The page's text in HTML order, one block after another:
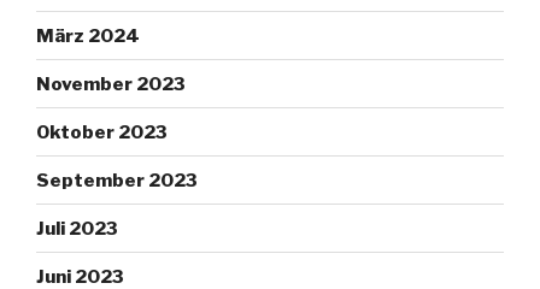
März 2024
November 2023
Oktober 2023
September 2023
Juli 2023
Juni 2023